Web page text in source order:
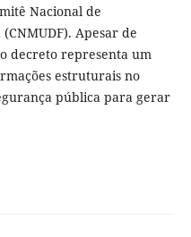
Nacional de
Apesar de
decreto representa um
estruturais no
pública para gerar